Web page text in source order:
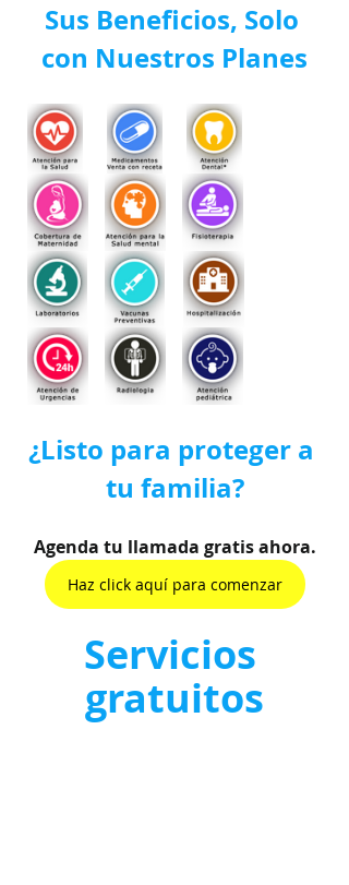
Sus Beneficios, Solo
con Nuestros Planes
¿Listo para proteger a
tu familia?
Agenda tu llamada gratis ahora.
Haz click aquí para comenzar
Servicios
gratuitos